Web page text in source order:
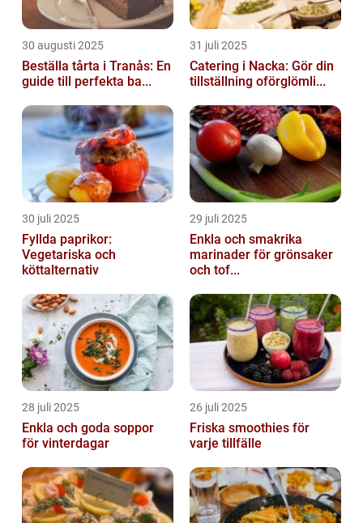
30 augusti 2025
Beställa tårta i Tranås: En
guide till perfekta ba...
31 juli 2025
Catering i Nacka: Gör din
tillställning oförglömli...
30 juli 2025
Fyllda paprikor:
Vegetariska och
köttalternativ
29 juli 2025
Enkla och smakrika
marinader för grönsaker
och tof...
28 juli 2025
Enkla och goda soppor
för vinterdagar
26 juli 2025
Friska smoothies för
varje tillfälle